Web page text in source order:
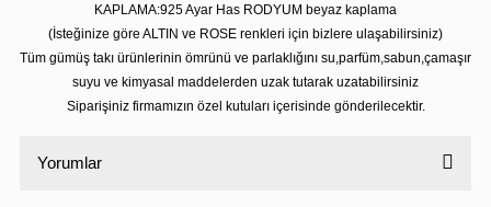
KAPLAMA:925 Ayar Has RODYUM beyaz kaplama
(İsteğinize göre ALTIN ve ROSE renkleri için bizlere ulaşabilirsiniz)
Tüm gümüş takı ürünlerinin ömrünü ve parlaklığını su,parfüm,sabun,çamaşır
suyu ve kimyasal maddelerden uzak tutarak uzatabilirsiniz
Siparişiniz firmamızın özel kutuları içerisinde gönderilecektir.
Yorumlar